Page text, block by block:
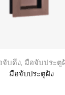
จับดึง, มือจับประตู
มือจับประตูฝัง